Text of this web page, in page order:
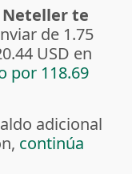
Neteller te
de 1.75
USD en
por 118.69
adicional
continúa